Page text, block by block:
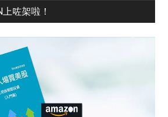
咗架啦！